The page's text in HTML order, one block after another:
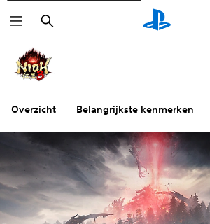
Zoeken
Overzicht Belangrijkste kenmerken